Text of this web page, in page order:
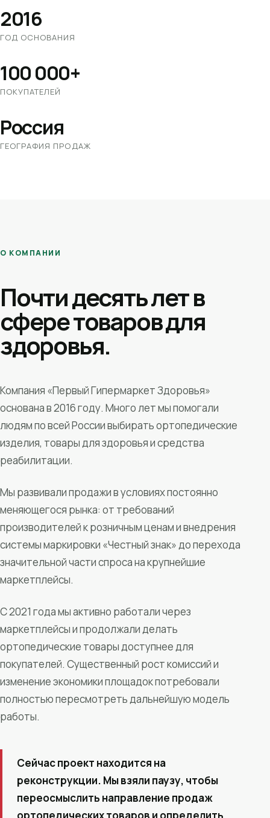
2016
ГОД ОСНОВАНИЯ
100 000+
ПОКУПАТЕЛЕЙ
Россия
ГЕОГРАФИЯ ПРОДАЖ
О КОМПАНИИ
Почти десять лет в
сфере товаров для
здоровья.
Компания «Первый Гипермаркет Здоровья»
основана в 2016 году. Много лет мы помогали
людям по всей России выбирать ортопедические
изделия, товары для здоровья и средства
реабилитации.
Мы развивали продажи в условиях постоянно
меняющегося рынка: от требований
производителей к розничным ценам и внедрения
системы маркировки «Честный знак» до перехода
значительной части спроса на крупнейшие
маркетплейсы.
С 2021 года мы активно работали через
маркетплейсы и продолжали делать
ортопедические товары доступнее для
покупателей. Существенный рост комиссий и
изменение экономики площадок потребовали
полностью пересмотреть дальнейшую модель
работы.
Сейчас проект находится на
реконструкции. Мы взяли паузу, чтобы
переосмыслить направление продаж